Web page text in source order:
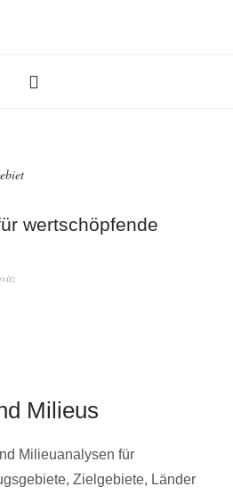
wertschöpfende
Milieus
Milieuanalysen für
Zielgebiete, Länder